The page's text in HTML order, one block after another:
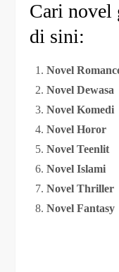
Cari novel
di sini:
Novel
Novel Dewasa
Novel Komedi
Novel Horor
Novel Teenlit
Novel Islami
Novel Thriller
Novel Fantasy